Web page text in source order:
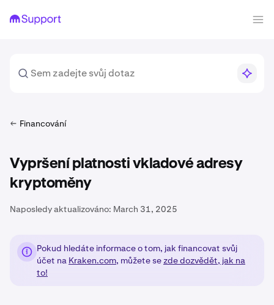
Financování
Vypršení platnosti vkladové adresy
kryptoměny
Naposledy aktualizováno: March 31, 2025
Pokud hledáte informace o tom, jak financovat svůj
účet na Kraken.com, můžete se zde dozvědět, jak na
to!